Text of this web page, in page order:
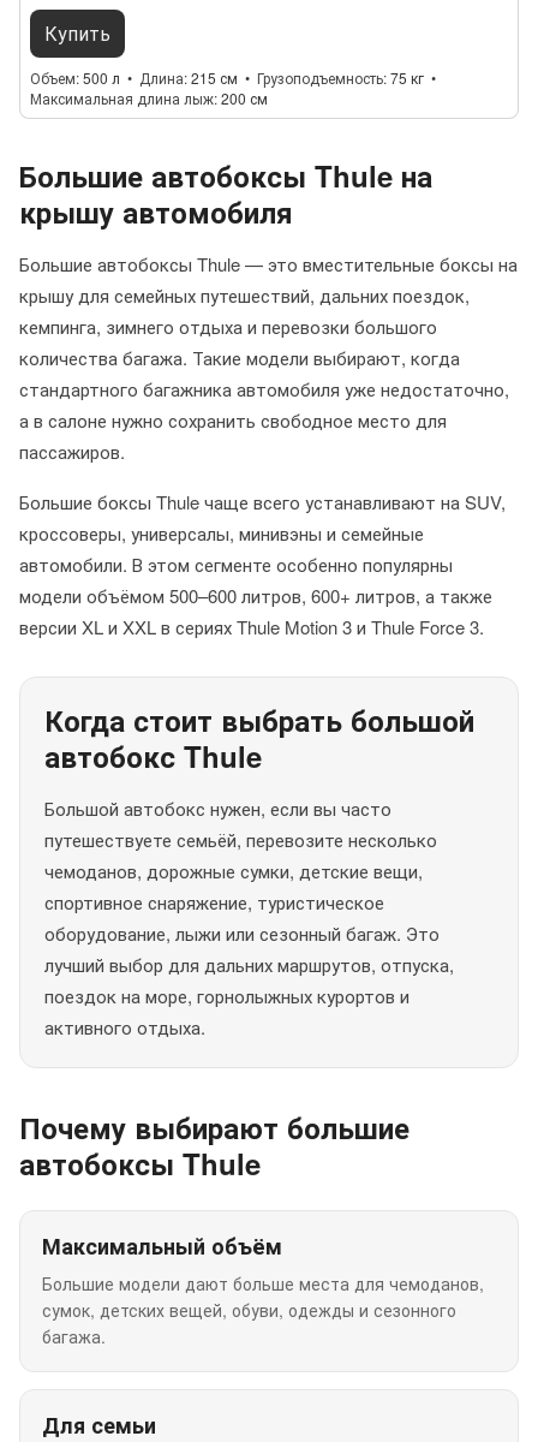
Купить
Объем 500 л Длина 215 см Грузоподъемность 75 кг
Максимальная длина лыж 200 см
Большие автобоксы Thule на
крышу автомобиля
Большие автобоксы Thule — это вместительные боксы на
крышу для семейных путешествий, дальних поездок,
кемпинга, зимнего отдыха и перевозки большого
количества багажа. Такие модели выбирают, когда
стандартного багажника автомобиля уже недостаточно,
а в салоне нужно сохранить свободное место для
пассажиров.
Большие боксы Thule чаще всего устанавливают на SUV,
кроссоверы, универсалы, минивэны и семейные
автомобили. В этом сегменте особенно популярны
модели объёмом 500–600 литров, 600+ литров, а также
версии XL и XXL в сериях Thule Motion 3 и Thule Force 3.
Когда стоит выбрать большой
автобокс Thule
Большой автобокс нужен, если вы часто
путешествуете семьёй, перевозите несколько
чемоданов, дорожные сумки, детские вещи,
спортивное снаряжение, туристическое
оборудование, лыжи или сезонный багаж. Это
лучший выбор для дальних маршрутов, отпуска,
поездок на море, горнолыжных курортов и
активного отдыха.
Почему выбирают большие
автобоксы Thule
Максимальный объём
Большие модели дают больше места для чемоданов,
сумок, детских вещей, обуви, одежды и сезонного
багажа.
Для семьи